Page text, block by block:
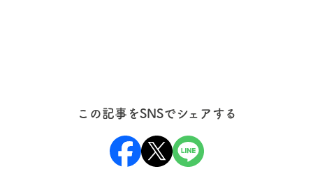
この記事をSNSでシェアする